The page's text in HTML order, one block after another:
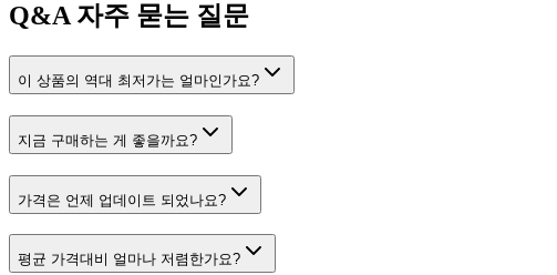
Q&A자주 묻는 질문
이 상품의 역대 최저가는 얼마인가요?
지금 구매하는 게 좋을까요?
가격은 언제 업데이트 되었나요?
평균 가격대비 얼마나 저렴한가요?